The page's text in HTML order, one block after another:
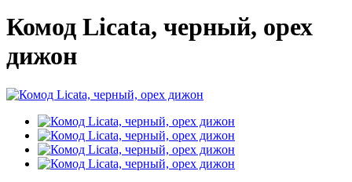
Комод Licata, черный, орех
дижон